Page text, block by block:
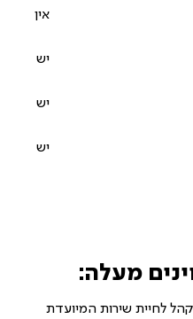
אין
יש
יש
יש
מעלה:
לחיית שירות המיועדת